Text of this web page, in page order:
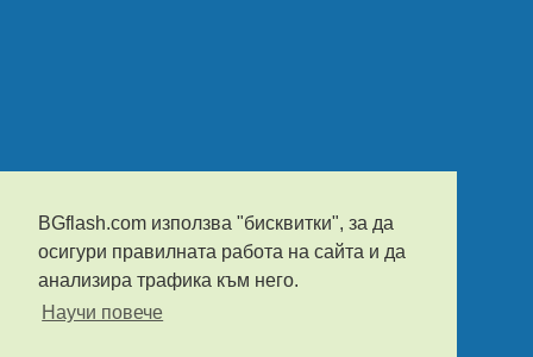
BGflash.com използва "бисквитки", за да
осигури правилната работа на сайта и да
анализира трафика към него.
Научи повече